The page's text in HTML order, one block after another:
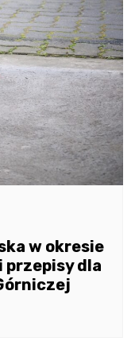
w okresie
przepisy dla